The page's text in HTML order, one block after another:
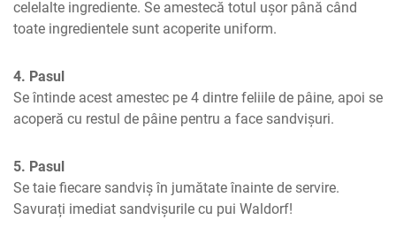
celelalte ingrediente. Se amestecă totul ușor până când
toate ingredientele sunt acoperite uniform.
4. Pasul
Se întinde acest amestec pe 4 dintre feliile de pâine, apoi se
acoperă cu restul de pâine pentru a face sandvișuri.
5. Pasul
Se taie fiecare sandviș în jumătate înainte de servire.
Savurați imediat sandvișurile cu pui Waldorf!